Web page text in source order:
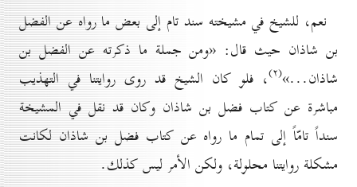
نعم، للشيخ في مشيخته سند تام إلى بعض ما رواه عن الفضل
بن شاذان حيث قال: «ومن جملة ما ذكرته عن الفضل بن
شاذان...»(۲) ، فلو كان الشيخ قد روى روايتنا في التهذيب
مباشرة عن كتاب فضل بن شاذان وكان قد نقل في المشيخة
سنداً تامّاً إلى تمام ما رواه عن كتاب فضل بن شاذان لكانت
مشكلة روايتنا محلولة، ولكن الأمر ليس كذلك.